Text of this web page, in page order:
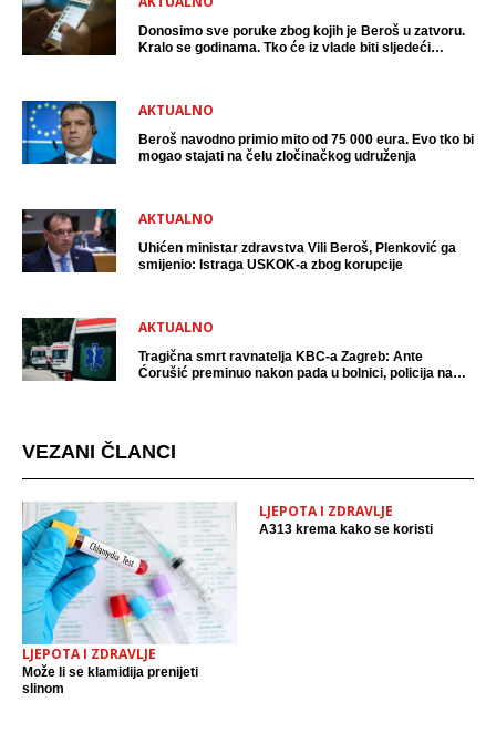
Donosimo sve poruke zbog kojih je Beroš u zatvoru.
Kralo se godinama. Tko će iz vlade biti sljedeći
AKTUALNO
Beroš navodno primio mito od 75 000 eura. Evo tko bi
mogao stajati na čelu zločinačkog udruženja
AKTUALNO
Uhićen ministar zdravstva Vili Beroš, Plenković ga
smijenio: Istraga USKOK-a zbog korupcije
AKTUALNO
Tragična smrt ravnatelja KBC-a Zagreb: Ante
Ćorušić preminuo nakon pada u bolnici, policija na
VEZANI ČLANCI
LJEPOTA I ZDRAVLJE
Može li se klamidija prenijeti
slinom
LJEPOTA I ZDRAVLJE
A313 krema kako se koristi